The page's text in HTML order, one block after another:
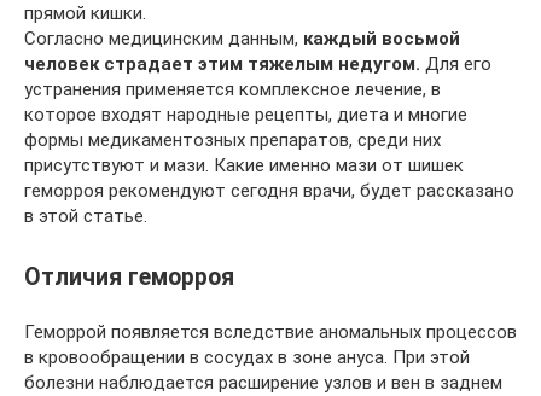
прямой кишки.
Согласно медицинским данным, каждый восьмой
человек страдает этим тяжелым недугом. Для его
устранения применяется комплексное лечение, в
которое входят народные рецепты, диета и многие
формы медикаментозных препаратов, среди них
присутствуют и мази. Какие именно мази от шишек
геморроя рекомендуют сегодня врачи, будет рассказано
в этой статье.
Отличия геморроя
Геморрой появляется вследствие аномальных процессов
в кровообращении в сосудах в зоне ануса. При этой
болезни наблюдается расширение узлов и вен в заднем